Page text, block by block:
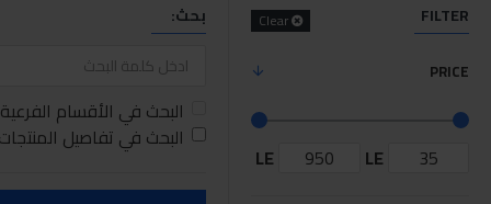
FILTER
Clear
PRICE
LE
LE
بحث:
البحث في الأقسام الفرعية
البحث في تفاصيل